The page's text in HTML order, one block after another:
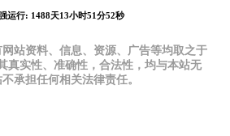
运行: 1488天13小时51分53秒
站资料、信息、资源、广告等均取之于
真实性、准确性，合法性，均与本站无
承担任何相关法律责任。